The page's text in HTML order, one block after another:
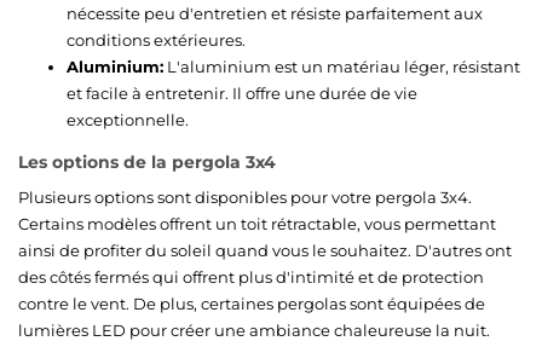
nécessite peu d'entretien et résiste parfaitement aux
conditions extérieures.
Aluminium: L'aluminium est un matériau léger, résistant
et facile à entretenir. Il offre une durée de vie
exceptionnelle.
Les options de la pergola 3x4
Plusieurs options sont disponibles pour votre pergola 3x4.
Certains modèles offrent un toit rétractable, vous permettant
ainsi de profiter du soleil quand vous le souhaitez. D'autres ont
des côtés fermés qui offrent plus d'intimité et de protection
contre le vent. De plus, certaines pergolas sont équipées de
lumières LED pour créer une ambiance chaleureuse la nuit.